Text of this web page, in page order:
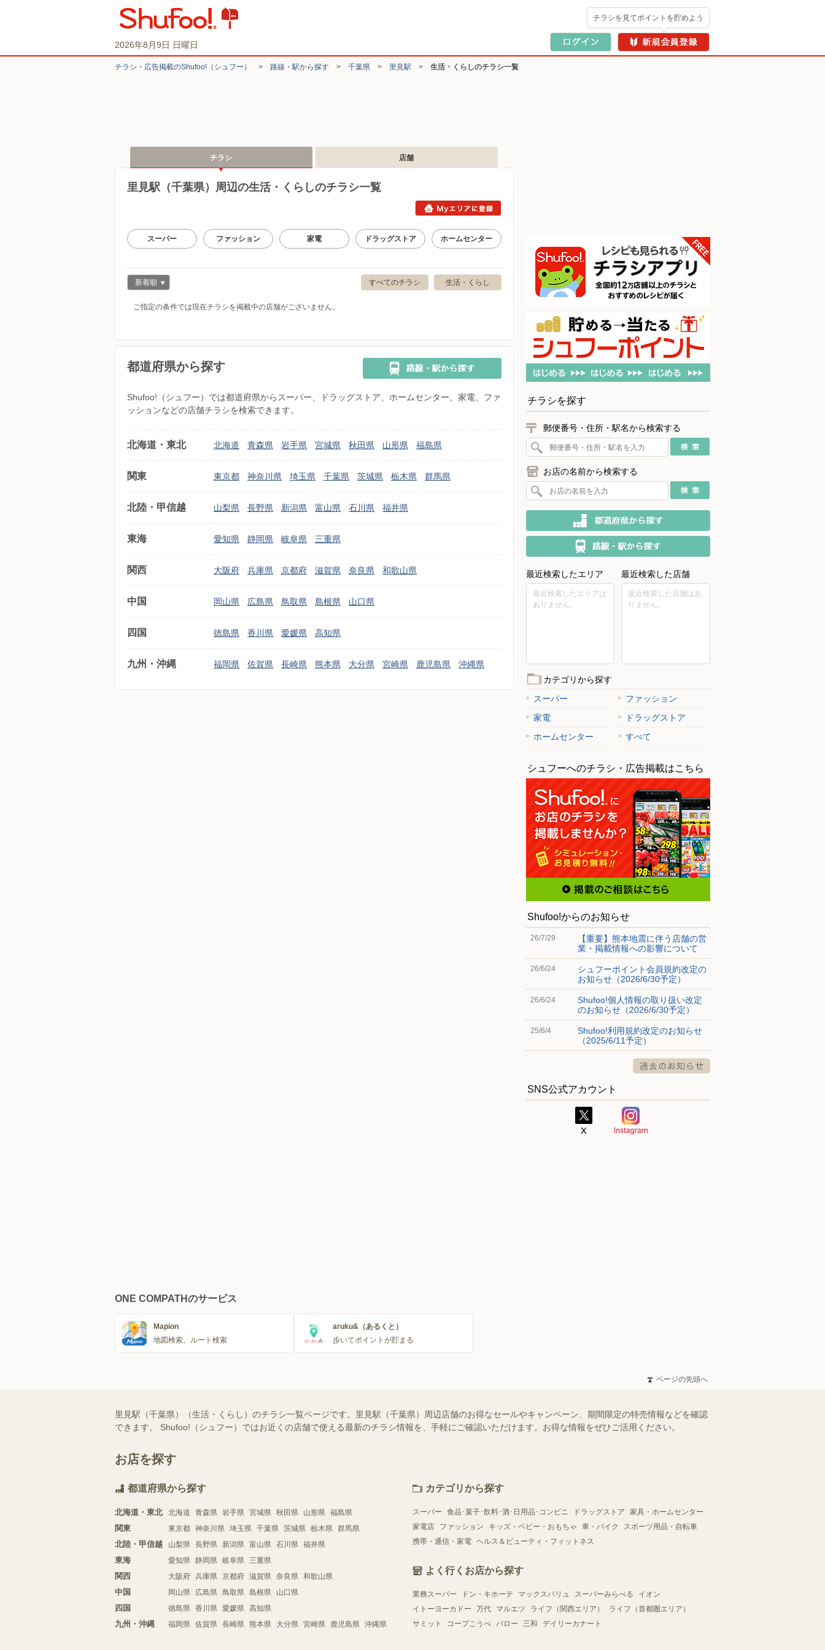
2026年8月9日 日曜日
チラシを見てポイントを貯めよう
チラシ・​広告掲載の​Shufoo!​（シュフー） > 路線・駅から探す > 千葉県 > 里見駅 > 生活・くらしのチラシ一覧
チラシ 店舗
里見駅（千葉県）周辺の生活・くらしのチラシ一覧
スーパー ファッション 家電 ドラッグストア ホームセンター
生活・くらし
すべてのチラシ
新着順
ご指定の条件では現在チラシを掲載中の店舗がございません。
都道府県から探す
Shufoo!（シュフー）では都道府県からスーパー、ドラッグストア、ホームセンター、家電、ファ
ッションなどの店舗チラシを検索できます。
北海道・東北 北海道 青森県 岩手県 宮城県 秋田県 山形県 福島県
関東 東京都 神奈川県 埼玉県 千葉県 茨城県 栃木県 群馬県
北陸・甲信越 山梨県 長野県 新潟県 富山県 石川県 福井県
東海 愛知県 静岡県 岐阜県 三重県
関西 大阪府 兵庫県 京都府 滋賀県 奈良県 和歌山県
中国 岡山県 広島県 鳥取県 島根県 山口県
四国 徳島県 香川県 愛媛県 高知県
九州・沖縄 福岡県 佐賀県 長崎県 熊本県 大分県 宮崎県 鹿児島県 沖縄県
チラシを探す
郵便番号・住所・駅名から検索する
お店の名前から検索する
最近検索したエリア
最近検索したエリアは
ありません。
最近検索した店舗
最近検索した店舗はあ
りません。
カテゴリから探す
スーパー
ファッション
家電
ドラッグストア
ホームセンター
すべて
シュフーへのチラシ・広告掲載はこちら
Shufoo!からのお知らせ
26/7/29
【重要】熊本地震に伴う店舗の営
業・掲載情報への影響について
26/6/24
シュフーポイント会員規約改定の
お知らせ（2026/6/30予定）
26/6/24
Shufoo!個人情報の取り扱い改定
のお知らせ（2026/6/30予定）
25/6/4
Shufoo!利用規約改定のお知らせ
（2025/6/11予定）
SNS公式アカウント
ONE COMPATHのサービス
Mapion
地図検索、ルート検索
aruku&（あるくと）
歩いてポイントが貯まる
ページの先頭へ
里見駅（千葉県）（生活・くらし）のチラシ一覧ページです。里見駅（千葉県）周辺店舗のお得なセールやキャンペーン、期間限定の特売情報などを確認
できます。 Shufoo!（シュフー）ではお近くの店舗で使える最新のチラシ情報を、手軽にご確認いただけます。お得な情報をぜひご活用ください。
お店を探す
都道府県から探す
北海道・東北 北海道 青森県 岩手県 宮城県 秋田県 山形県 福島県
関東 東京都 神奈川県 埼玉県 千葉県 茨城県 栃木県 群馬県
北陸・甲信越 山梨県 長野県 新潟県 富山県 石川県 福井県
東海 愛知県 静岡県 岐阜県 三重県
関西 大阪府 兵庫県 京都府 滋賀県 奈良県 和歌山県
中国 岡山県 広島県 鳥取県 島根県 山口県
四国 徳島県 香川県 愛媛県 高知県
九州・沖縄 福岡県 佐賀県 長崎県 熊本県 大分県 宮崎県 鹿児島県 沖縄県
カテゴリから探す
スーパー 食品･菓子･飲料･酒･日用品･コンビニ ドラッグストア
家具・ホームセンター
家電店
ファッション キッズ・ベビー・おもちゃ 車・バイク
スポーツ用品・自転車
携帯・通信・家電 ヘルス＆ビューティ・フィットネス
よく行くお店から探す
業務スーパー ドン・キホーテ マックスバリュ スーパーみらべる
イオン
イトーヨーカドー
万代 マルエツ ライフ（関西エリア）
ライフ（首都圏エリア）
サミット
コープこうべ バロー 三和 デイリーカナート